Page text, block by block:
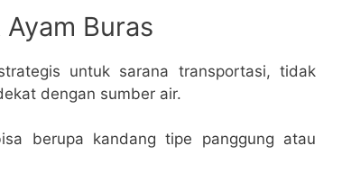
Buras
untuk sarana transportasi, tidak
dengan sumber air.
berupa kandang tipe panggung atau